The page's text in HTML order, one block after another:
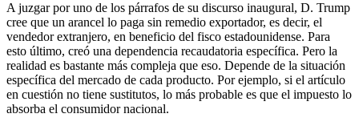
A juzgar por uno de los párrafos de su discurso inaugural, D. Trump
cree que un arancel lo paga sin remedio exportador, es decir, el
vendedor extranjero, en beneficio del fisco estadounidense. Para
esto último, creó una dependencia recaudatoria específica. Pero la
realidad es bastante más compleja que eso. Depende de la situación
específica del mercado de cada producto. Por ejemplo, si el artículo
en cuestión no tiene sustitutos, lo más probable es que el impuesto lo
absorba el consumidor nacional.